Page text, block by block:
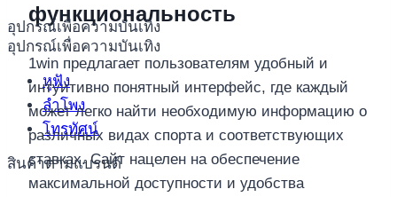
อุปกรณ์เพื่อความบันเทิง
อุปกรณ์เพื่อความบันเทิง
หูฟัง
ลำโพง
โทรทัศน์
สินค้าตามแบรนด์
функциональность
1win предлагает пользователям удобный и
интуитивно понятный интерфейс, где каждый
может легко найти необходимую информацию о
различных видах спорта и соответствующих
ставках. Сайт нацелен на обеспечение
максимальной доступности и удобства